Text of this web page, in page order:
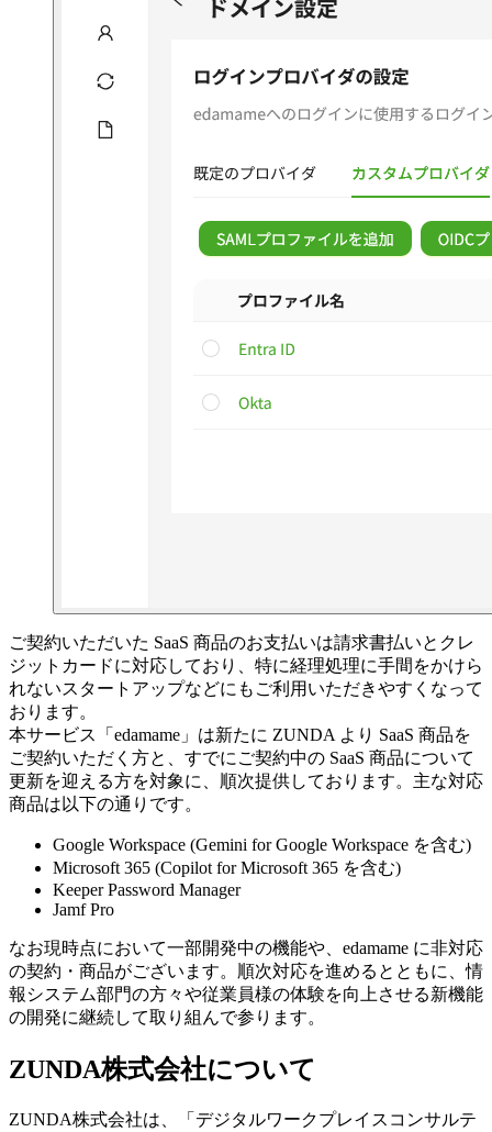
ご契約いただいた SaaS 商品のお支払いは請求書払いとクレ
ジットカードに対応しており、特に経理処理に手間をかけら
れないスタートアップなどにもご利用いただきやすくなって
おります。
本サービス「edamame」は新たに ZUNDA より SaaS 商品を
ご契約いただく方と、すでにご契約中の SaaS 商品について
更新を迎える方を対象に、順次提供しております。主な対応
商品は以下の通りです。
Google Workspace (Gemini for Google Workspace を含む)
Microsoft 365 (Copilot for Microsoft 365 を含む)
Keeper Password Manager
Jamf Pro
なお現時点において一部開発中の機能や、edamame に非対応
の契約・商品がございます。順次対応を進めるとともに、情
報システム部門の方々や従業員様の体験を向上させる新機能
の開発に継続して取り組んで参ります。
ZUNDA株式会社について
ZUNDA株式会社は、「デジタルワークプレイスコンサルテ